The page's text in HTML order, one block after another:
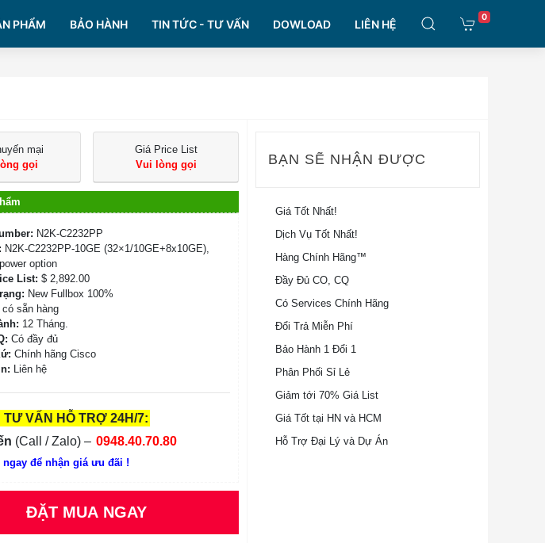
PHẨM BẢO HÀNH TIN TỨC - TƯ VẤN DOWLOAD LIÊN HỆ
0
mại
gọi
Giá Price List
Vui lòng gọi
N2K-C2232PP
N2K-C2232PP-10GE (32×1/10GE+8x10GE),
option
List: $ 2,892.00
New Fullbox 100%
có sẵn hàng
12 Tháng.
Có đầy đủ
Chính hãng Cisco
Liên hệ
TƯ VẤN HỖ TRỢ 24H/7:
(Call / Zalo) – 0948.40.70.80
ngay để nhận giá ưu đãi !
ĐẶT MUA NGAY
BẠN SẼ NHẬN ĐƯỢC
Giá Tốt Nhất!
Dịch Vụ Tốt Nhất!
Hàng Chính Hãng™
Đầy Đủ CO, CQ
Có Services Chính Hãng
Đổi Trả Miễn Phí
Bảo Hành 1 Đổi 1
Phân Phối Sỉ Lẻ
Giảm tới 70% Giá List
Giá Tốt tại HN và HCM
Hỗ Trợ Đại Lý và Dự Án